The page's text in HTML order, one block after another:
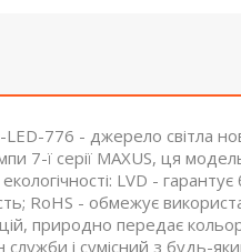
776 - джерело світла
7-ї серії MAXUS, ця
LVD -
RoHS - обмежує
природно передає
і сумісний з будь-